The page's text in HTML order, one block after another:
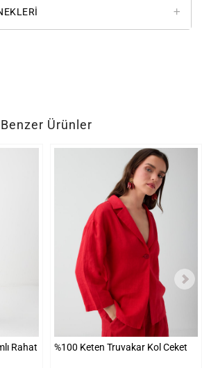
Benzer Ürünler
Rahat
%100 Keten Truvakar Kol Ceket